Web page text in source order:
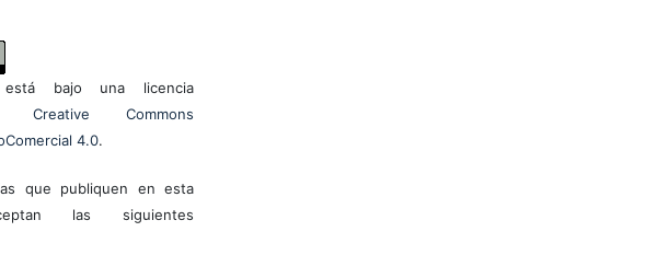
bajo una licencia
Creative Commons
4.0.
que publiquen en esta
las siguientes